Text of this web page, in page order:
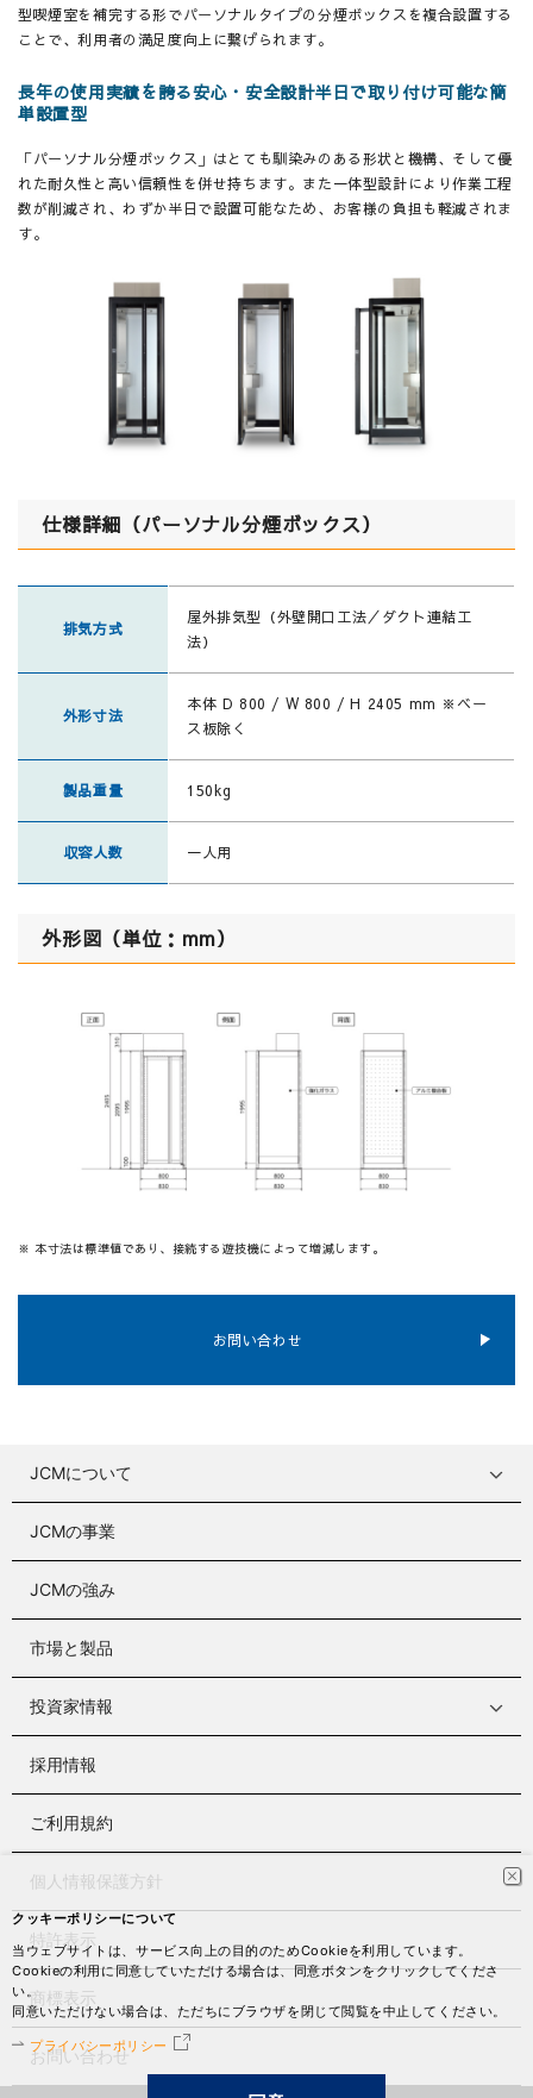
型喫煙室を補完する形でパーソナルタイプの分煙ボックスを複合設置する
ことで、利用者の満足度向上に繋げられます。
長年の使用実績を誇る安心・安全設計半日で取り付け可能な簡
単設置型
「パーソナル分煙ボックス」はとても馴染みのある形状と機構、そして優
れた耐久性と高い信頼性を併せ持ちます。また一体型設計により作業工程
数が削減され、わずか半日で設置可能なため、お客様の負担も軽減されま
す。
仕様詳細（パーソナル分煙ボックス）
排気方式
屋外排気型（外壁開口工法／ダクト連結工
法）
外形寸法
本体 D 800 / W 800 / H 2405 mm ※ベー
ス板除く
製品重量 150kg
収容人数 一人用
外形図（単位：mm）
※ 本寸法は標準値であり、接続する遊技機によって増減します。
お問い合わせ
クッキーポリシーについて
当ウェブサイトは、サービス向上の目的のためCookieを利用しています。
Cookieの利用に同意していただける場合は、同意ボタンをクリックしてくださ
い。
同意いただけない場合は、ただちにブラウザを閉じて閲覧を中止してください。
プライバシーポリシー
JCMについて
JCMの事業
JCMの強み
市場と製品
投資家情報
採用情報
ご利用規約
個人情報保護方針
特許表示
商標表示
お問い合わせ